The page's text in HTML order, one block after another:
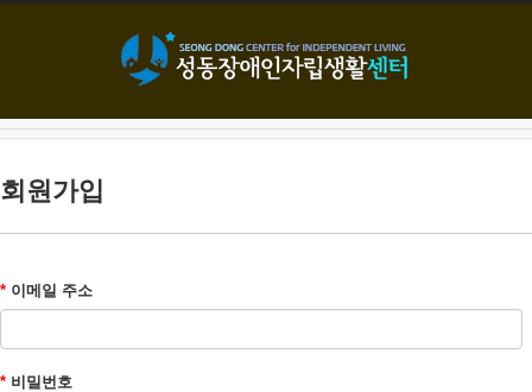
회원가입
* 이메일 주소
* 비밀번호